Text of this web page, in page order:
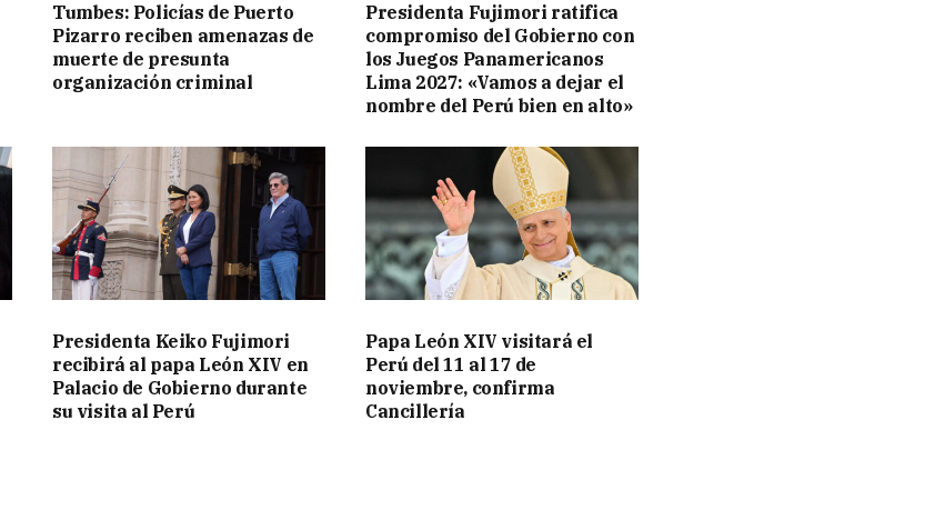
Tumbes: Policías de Puerto
Pizarro reciben amenazas de
muerte de presunta
organización criminal
Presidenta Fujimori ratifica
compromiso del Gobierno con
los Juegos Panamericanos
Lima 2027: «Vamos a dejar el
nombre del Perú bien en alto»
Presidenta Keiko Fujimori
recibirá al papa León XIV en
Palacio de Gobierno durante
su visita al Perú
Papa León XIV visitará el
Perú del 11 al 17 de
noviembre, confirma
Cancillería